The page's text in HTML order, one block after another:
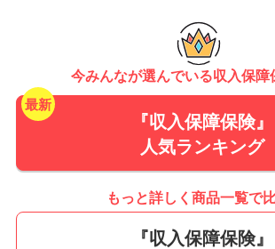
残された家族の生活費に
収入保障保険は、保険の対象になる被
たときに、あらかじめ指定した家族など
かじめ定めた保険金の年金月額がおりま
今みんなが選んでいる収入保障
『収入保障保険』
人気ランキング
もっと詳しく商品一覧で
『収入保障保険』